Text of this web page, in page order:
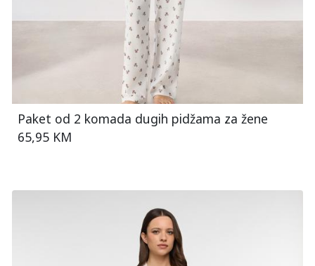
Paket od 2 komada dugih pidžama za žene
65,95 KM